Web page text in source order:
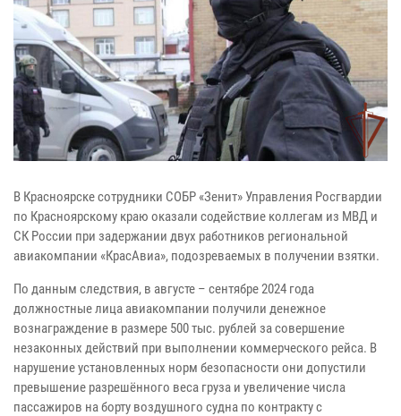
В Красноярске сотрудники СОБР «Зенит» Управления Росгвардии
по Красноярскому краю оказали содействие коллегам из МВД и
СК России при задержании двух работников региональной
авиакомпании «КрасАвиа», подозреваемых в получении взятки.
По данным следствия, в августе – сентябре 2024 года
должностные лица авиакомпании получили денежное
вознаграждение в размере 500 тыс. рублей за совершение
незаконных действий при выполнении коммерческого рейса. В
нарушение установленных норм безопасности они допустили
превышение разрешённого веса груза и увеличение числа
пассажиров на борту воздушного судна по контракту с